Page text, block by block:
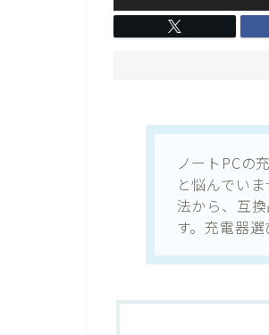
ノートPCの
と悩んでい
法から、互
す。充電器